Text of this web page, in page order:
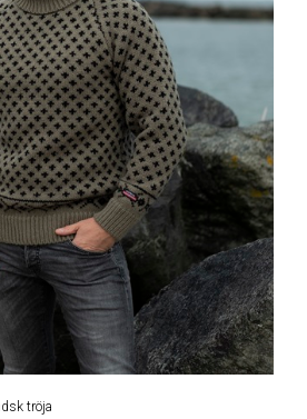
tröja